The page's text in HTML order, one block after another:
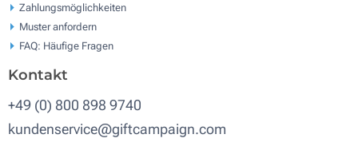
Zahlungsmöglichkeiten
Muster anfordern
FAQ: Häufige Fragen
Kontakt
+49 (0) 800 898 9740
kundenservice@giftcampaign.com